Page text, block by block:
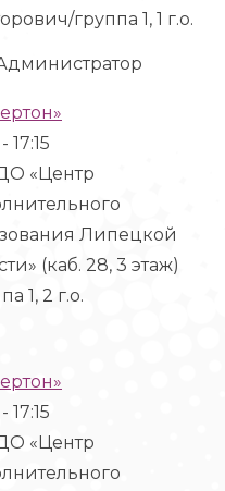
группа 1, 1 г.о.
- 17:15
«Центр
Липецкой
(каб. 28, 3 этаж)
1, 2 г.о.
- 17:15
«Центр